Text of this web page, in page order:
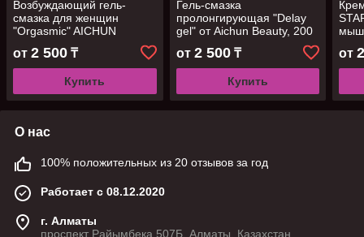
Возбуждающий гель-
смазка для женщин
"Orgasmic" AICHUN
от 2 500 ₸
Купить
Гель-смазка
пролонгирующая "Delay
gel" от Aichun Beauty, 200
от 2 500₸
Купить
от
О нас
100% положительных из 20 отзывов за год
Работает с 08.12.2020
г. Алматы
проспект Райымбека 507Б, Алматы, Казахстан